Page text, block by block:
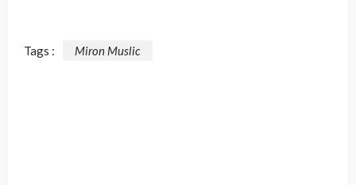
Tags : Miron Muslic